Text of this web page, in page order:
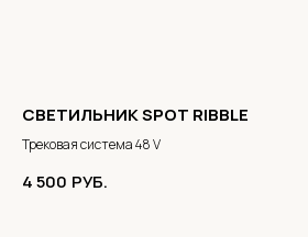
СВЕТИЛЬНИК SPOT RIBBLE
Трековая система 48 V
4 500 РУБ.